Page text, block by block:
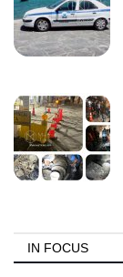
IN FOCUS